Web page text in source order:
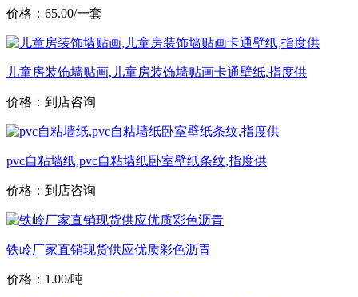
价格：65.00/一套
儿童房装饰墙贴画,儿童房装饰墙贴画卡通壁纸,指度供
价格：到店咨询
pvc自粘墙纸,pvc自粘墙纸卧室壁纸条纹,指度供
价格：到店咨询
铁岭厂家直销现货供应优质彩色沥青
价格：1.00/吨